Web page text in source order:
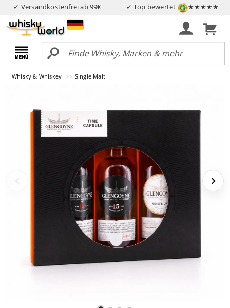
✓ Versandkostenfrei ab 99€ ✓ Top bewertet ★★★★★
Whisky & Whiskey Single Malt